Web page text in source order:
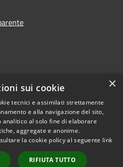
Copyright © 2026 • Comune di
Municipium•
Accesso
×
sui cookie
tecnici e assimilati strettamente
e alla navigazione del sito,
analitico al solo fine di elaborare
aggregate e anonime.
la cookie policy al seguente link
RIFIUTA TUTTO